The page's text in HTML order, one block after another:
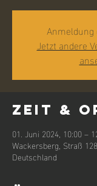
Jetzt andere
Zeit &
01. Juni 2024, 10:00 –
Wackersberg, Straß
Deutschland